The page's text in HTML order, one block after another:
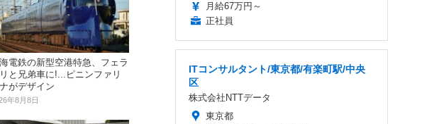
電鉄の新型空港特急、フェラ
と兄弟車に!...ピニンファリ
がデザイン
年8月8日
月給67万円～
正社員
ITコンサルタント/東京都/有楽町駅/中央
区
株式会社NTTデータ
東京都